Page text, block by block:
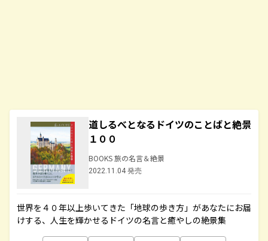
道しるべとなるドイツのことばと絶景
１００
BOOKS 旅の名言＆絶景
2022.11.04 発売
世界を４０年以上歩いてきた「地球の歩き方」があなたにお届
けする、人生を輝かせるドイツの名言と癒やしの絶景集